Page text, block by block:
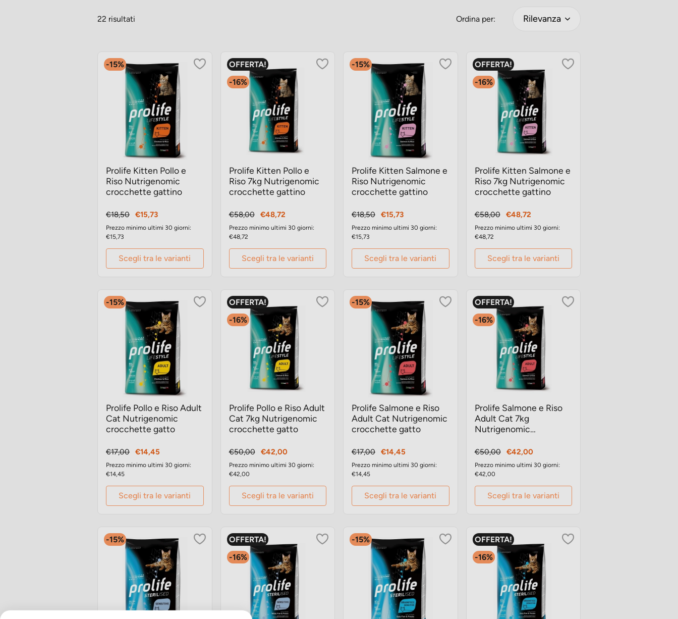
22 risultati Ordina per: Rilevanza
-15%
Prolife Kitten Pollo e
Riso Nutrigenomic
crocchette gattino
Prezzo
€18,50 Prezzo
€15,73
Prezzo minimo ultimi 30 giorni:
€15,73
Scegli tra le varianti
OFFERTA!
-16%
Prolife Kitten Pollo e
Riso 7kg Nutrigenomic
crocchette gattino
Prezzo
€58,00 Prezzo
€48,72
Prezzo minimo ultimi 30 giorni:
€48,72
Scegli tra le varianti
-15%
Prolife Kitten Salmone e
Riso Nutrigenomic
crocchette gattino
Prezzo
€18,50 Prezzo
€15,73
Prezzo minimo ultimi 30 giorni:
€15,73
Scegli tra le varianti
OFFERTA!
-16%
Prolife Kitten Salmone e
Riso 7kg Nutrigenomic
crocchette gattino
Prezzo
€58,00 Prezzo
€48,72
Prezzo minimo ultimi 30 giorni:
€48,72
Scegli tra le varianti
-15%
Prolife Pollo e Riso Adult
Cat Nutrigenomic
crocchette gatto
Prezzo
€17,00 Prezzo
€14,45
Prezzo minimo ultimi 30 giorni:
€14,45
Scegli tra le varianti
OFFERTA!
-16%
Prolife Pollo e Riso Adult
Cat 7kg Nutrigenomic
crocchette gatto
Prezzo
€50,00 Prezzo
€42,00
Prezzo minimo ultimi 30 giorni:
€42,00
Scegli tra le varianti
-15%
Prolife Salmone e Riso
Adult Cat Nutrigenomic
crocchette gatto
Prezzo
€17,00 Prezzo
€14,45
Prezzo minimo ultimi 30 giorni:
€14,45
Scegli tra le varianti
OFFERTA!
-16%
Prolife Salmone e Riso
Adult Cat 7kg
Nutrigenomic
Prezzo
€50,00 Prezzo
€42,00
Prezzo minimo ultimi 30 giorni:
€42,00
Scegli tra le varianti
-15%
OFFERTA!
-16%
-15%
OFFERTA!
-16%